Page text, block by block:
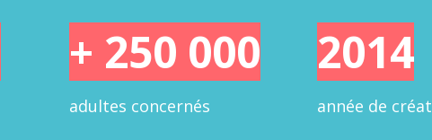
+ 250 000
adultes concernés
2014
année de